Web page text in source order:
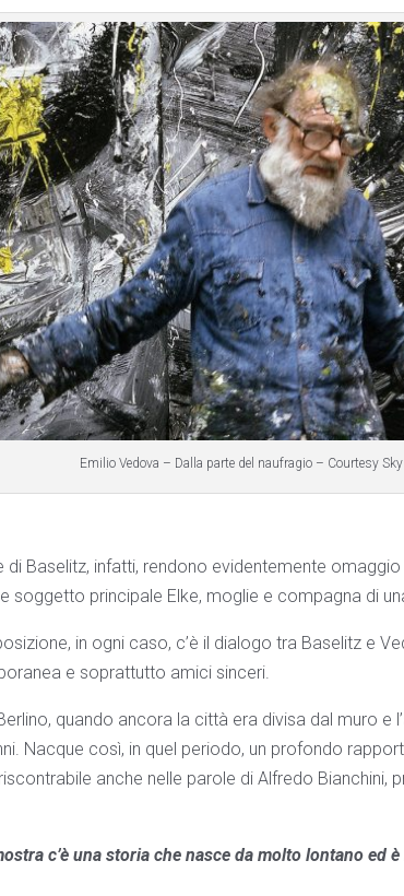
Emilio Vedova – Dalla parte del naufragio – Courtesy
di Baselitz, infatti, rendono evidentemente
soggetto principale Elke, moglie e compagna di
in ogni caso, c’è il dialogo tra Baselitz e
e soprattutto amici sinceri.
quando ancora la città era divisa dal muro e
Nacque così, in quel periodo, un profondo
anche nelle parole di Alfredo Bianchini,
c’è una storia che nasce da molto lontano ed è